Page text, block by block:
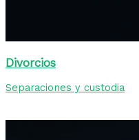
Divorcios
Separaciones y custodia